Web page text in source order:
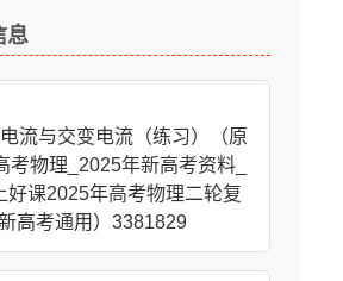
息
流与交变电流（练习）（原
考物理_2025年新高考资料_
好课2025年高考物理二轮复
高考通用）3381829